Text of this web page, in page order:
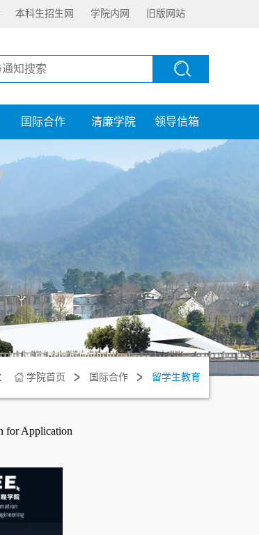
本科生招生网 学院内网 旧版网站
国际合作 清廉学院 领导信箱
学院首页 国际合作 留学生教育
for Application